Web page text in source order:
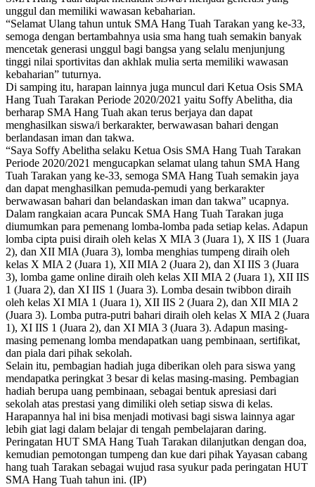
unggul dan memiliki wawasan kebaharian.
“Selamat Ulang tahun untuk SMA Hang Tuah Tarakan yang ke-33,
semoga dengan bertambahnya usia sma hang tuah semakin banyak
mencetak generasi unggul bagi bangsa yang selalu menjunjung
tinggi nilai sportivitas dan akhlak mulia serta memiliki wawasan
kebaharian” tuturnya.
Di samping itu, harapan lainnya juga muncul dari Ketua Osis SMA
Hang Tuah Tarakan Periode 2020/2021 yaitu Soffy Abelitha, dia
berharap SMA Hang Tuah akan terus berjaya dan dapat
menghasilkan siswa/i berkarakter, berwawasan bahari dengan
berlandasan iman dan takwa.
“Saya Soffy Abelitha selaku Ketua Osis SMA Hang Tuah Tarakan
Periode 2020/2021 mengucapkan selamat ulang tahun SMA Hang
Tuah Tarakan yang ke-33, semoga SMA Hang Tuah semakin jaya
dan dapat menghasilkan pemuda-pemudi yang berkarakter
berwawasan bahari dan belandaskan iman dan takwa” ucapnya.
Dalam rangkaian acara Puncak SMA Hang Tuah Tarakan juga
diumumkan para pemenang lomba-lomba pada setiap kelas. Adapun
lomba cipta puisi diraih oleh kelas X MIA 3 (Juara 1), X IIS 1 (Juara
2), dan XII MIA (Juara 3), lomba menghias tumpeng diraih oleh
kelas X MIA 2 (Juara 1), XII MIA 2 (Juara 2), dan XI IIS 3 (Juara
3), lomba game online diraih oleh kelas XII MIA 2 (Juara 1), XII IIS
1 (Juara 2), dan XI IIS 1 (Juara 3). Lomba desain twibbon diraih
oleh kelas XI MIA 1 (Juara 1), XII IIS 2 (Juara 2), dan XII MIA 2
(Juara 3). Lomba putra-putri bahari diraih oleh kelas X MIA 2 (Juara
1), XI IIS 1 (Juara 2), dan XI MIA 3 (Juara 3). Adapun masing-
masing pemenang lomba mendapatkan uang pembinaan, sertifikat,
dan piala dari pihak sekolah.
Selain itu, pembagian hadiah juga diberikan oleh para siswa yang
mendapatka peringkat 3 besar di kelas masing-masing. Pembagian
hadiah berupa uang pembinaan, sebagai bentuk apresiasi dari
sekolah atas prestasi yang dimiliki oleh setiap siswa di kelas.
Harapannya hal ini bisa menjadi motivasi bagi siswa lainnya agar
lebih giat lagi dalam belajar di tengah pembelajaran daring.
Peringatan HUT SMA Hang Tuah Tarakan dilanjutkan dengan doa,
kemudian pemotongan tumpeng dan kue dari pihak Yayasan cabang
hang tuah Tarakan sebagai wujud rasa syukur pada peringatan HUT
SMA Hang Tuah tahun ini. (IP)